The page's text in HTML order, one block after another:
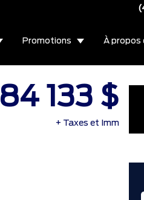
Promotions À propos
84 133 $
+ Taxes et Imm